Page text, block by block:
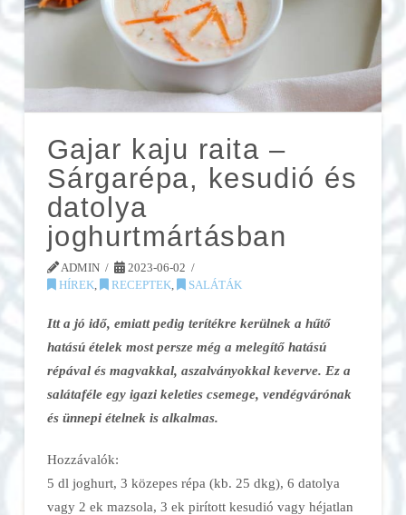
Gajar kaju raita –
Sárgarépa, kesudió és
datolya
joghurtmártásban
ADMIN
2023-06-02
HÍREK, RECEPTEK, SALÁTÁK
Itt a jó idő, emiatt pedig terítékre kerülnek a hűtő
hatású ételek most persze még a melegítő hatású
répával és magvakkal, aszalványokkal keverve. Ez a
salátaféle egy igazi keleties csemege, vendégvárónak
és ünnepi ételnek is alkalmas.
Hozzávalók:
5 dl joghurt, 3 közepes répa (kb. 25 dkg), 6 datolya
vagy 2 ek mazsola, 3 ek pirított kesudió vagy héjatlan